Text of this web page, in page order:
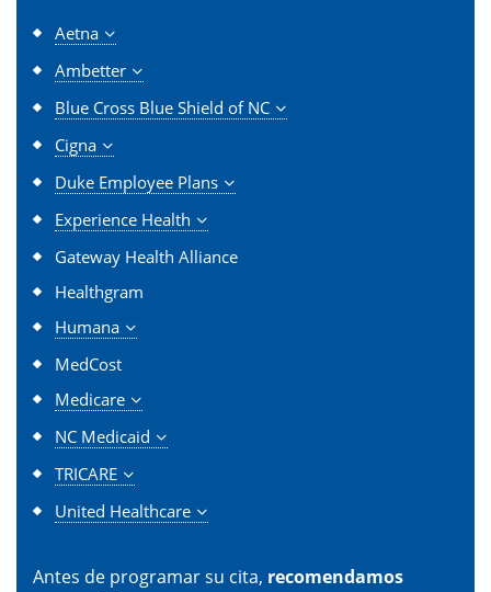
Aetna
Ambetter
Blue Cross Blue Shield of NC
Cigna
Duke Employee Plans
Experience Health
Gateway Health Alliance
Healthgram
Humana
MedCost
Medicare
NC Medicaid
TRICARE
United Healthcare
Antes de programar su cita, recomendamos